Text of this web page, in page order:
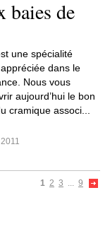
baies de
une spécialité
dans le
Nous vous
aujourd’hui le bon
cramique associ...
1 2 3 ... 9